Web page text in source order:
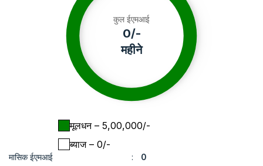
कुल ईएमआई
0/-
महीने
मूलधन– ₹ 5,00,000/-
ब्याज– ₹ 0/-
मासिक ईएमआई :
0